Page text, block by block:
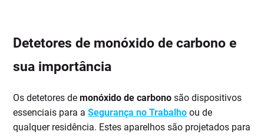
Detetores de monóxido de carbono e
sua importância
Os detetores demonóxido de carbono são dispositivos
essenciais para aSegurança no Trabalho ou de
qualquer residência. Estes aparelhos são projetados para